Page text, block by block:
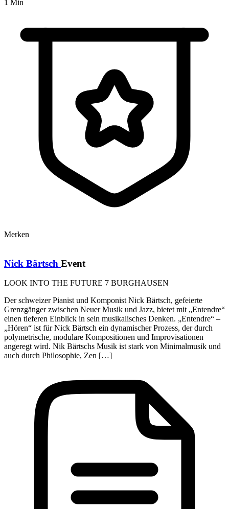
1 Min
Merken
Nick Bärtsch Event
LOOK INTO THE FUTURE 7 BURGHAUSEN
Der schweizer Pianist und Komponist Nick Bärtsch, gefeierte
Grenzgänger zwischen Neuer Musik und Jazz, bietet mit „Entendre“
einen tieferen Einblick in sein musikalisches Denken. „Entendre“ –
„Hören“ ist für Nick Bärtsch ein dynamischer Prozess, der durch
polymetrische, modulare Kompositionen und Improvisationen
angeregt wird. Nik Bärtschs Musik ist stark von Minimalmusik und
auch durch Philosophie, Zen […]